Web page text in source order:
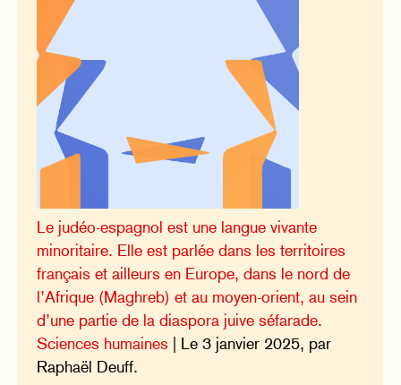
Le judéo-espagnol est une langue vivante
minoritaire. Elle est parlée dans les territoires
français et ailleurs en Europe, dans le nord de
l’Afrique (Maghreb) et au moyen-orient, au sein
d’une partie de la diaspora juive séfarade.
Sciences humaines | Le 3 janvier 2025, par
Raphaël Deuff.